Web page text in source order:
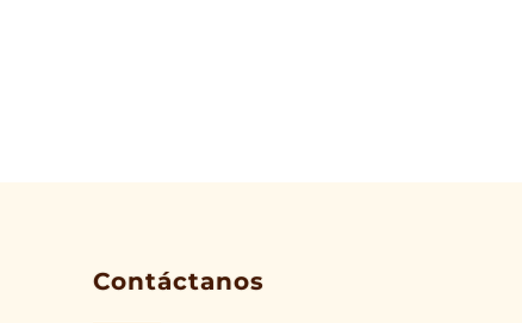
Contáctanos